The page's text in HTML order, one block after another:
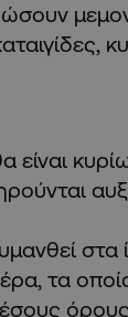
είναι
στα
τα